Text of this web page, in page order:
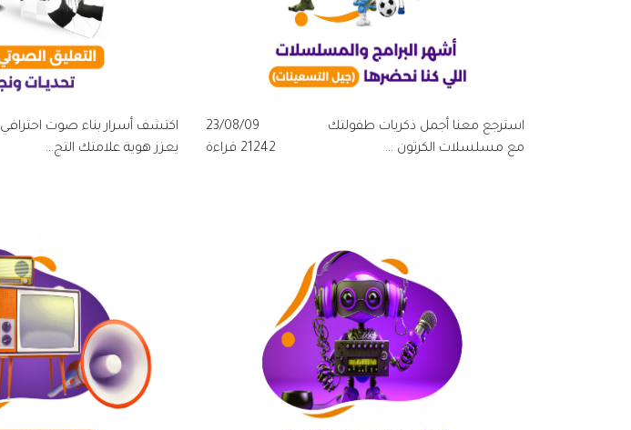
استرجع معنا أجمل ذكريات طفولتك
مع مسلسلات الكرتون ...
23/08/09
21242 قراءة
اكتشف أسرار بناء صوت احترافي
يعزز هوية علامتك التج...